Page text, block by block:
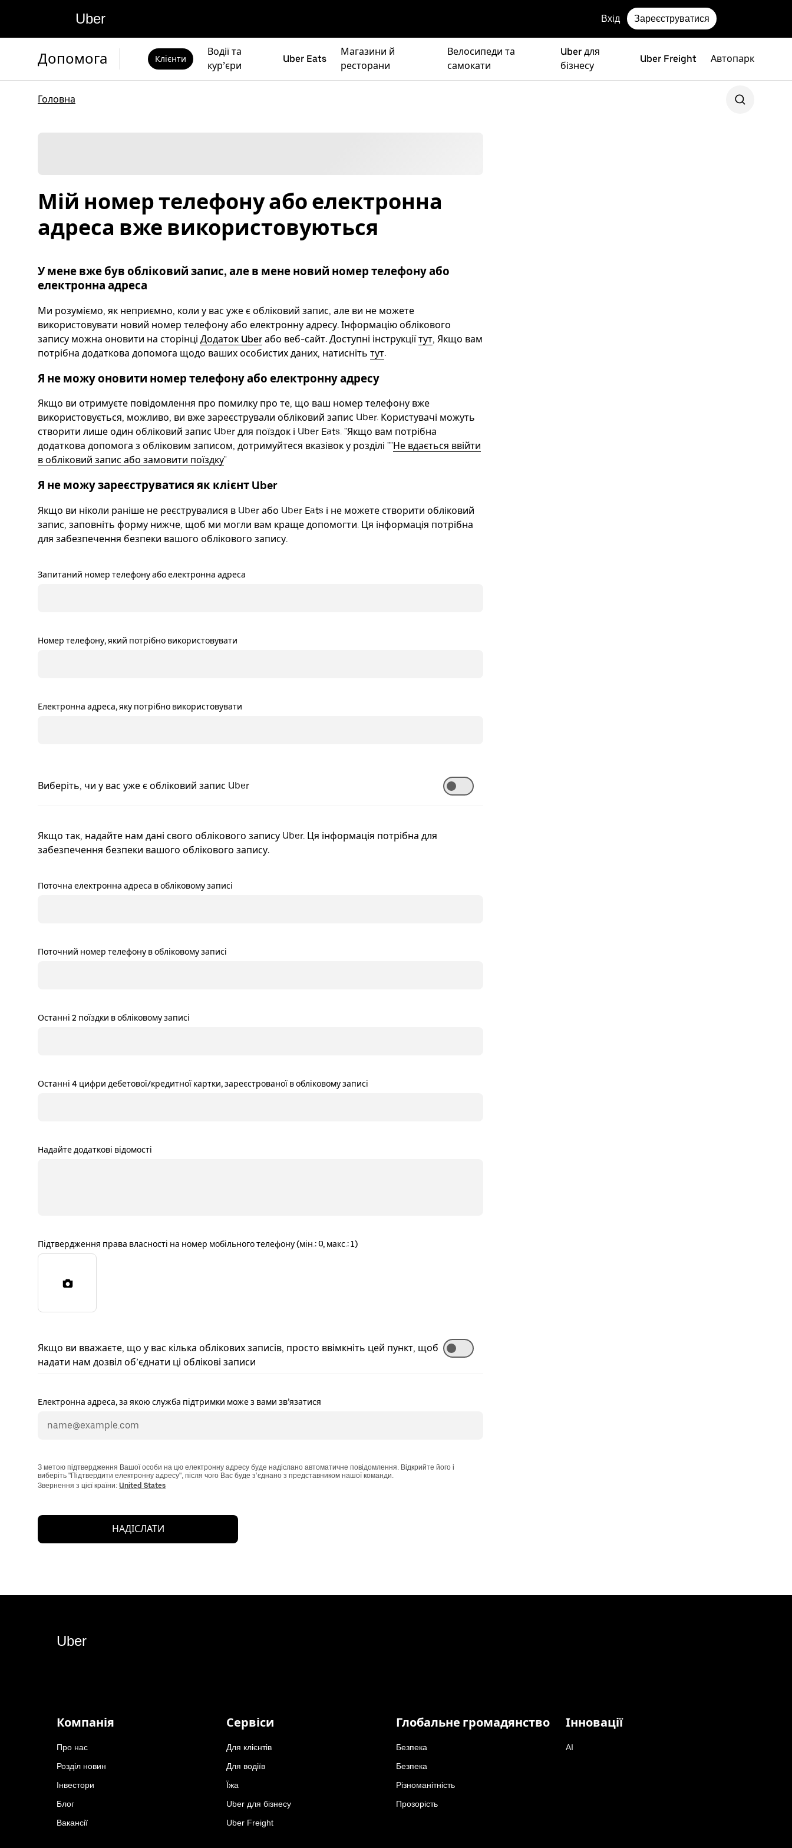
Uber Вхід Зареєструватися
Допомога Клієнти
Водії та
кур’єри
Uber Eats
Магазини й
ресторани
Велосипеди та
самокати
Uber для
бізнесу
Uber Freight Автопарк
Головна
Мій номер телефону або електронна
адреса вже використовуються
У мене вже був обліковий запис, але в мене новий номер телефону або
електронна адреса
Ми розуміємо, як неприємно, коли у вас уже є обліковий запис, але ви не можете
використовувати новий номер телефону або електронну адресу. Інформацію облікового
запису можна оновити на сторінці Додаток Uber або веб-сайт. Доступні інструкціїтут, Якщо вам
потрібна додаткова допомога щодо ваших особистих даних, натисніть тут.
Я не можу оновити номер телефону або електронну адресу
Якщо ви отримуєте повідомлення про помилку про те, що ваш номер телефону вже
використовується, можливо, ви вже зареєстрували обліковий запис Uber. Користувачі можуть
створити лише один обліковий запис Uber для поїздок і Uber Eats. "Якщо вам потрібна
додаткова допомога з обліковим записом, дотримуйтеся вказівок у розділі "" Не вдається ввійти
в обліковий запис або замовити поїздку"
Я не можу зареєструватися як клієнт Uber
Якщо ви ніколи раніше не реєструвалися в Uber або Uber Eats і не можете створити обліковий
запис, заповніть форму нижче, щоб ми могли вам краще допомогти. Ця інформація потрібна
для забезпечення безпеки вашого облікового запису.
Запитаний номер телефону або електронна адреса
Номер телефону, який потрібно використовувати
Електронна адреса, яку потрібно використовувати
Виберіть, чи у вас уже є обліковий запис Uber
Якщо так, надайте нам дані свого облікового запису Uber. Ця інформація потрібна для
забезпечення безпеки вашого облікового запису.
Поточна електронна адреса в обліковому записі
Поточний номер телефону в обліковому записі
Останні 2 поїздки в обліковому записі
Останні 4 цифри дебетової/кредитної картки, зареєстрованої в обліковому записі
Надайте додаткові відомості
Підтвердження права власності на номер мобільного телефону (мін.: 0, макс.: 1)
Якщо ви вважаєте, що у вас кілька облікових записів, просто ввімкніть цей пункт, щоб
надати нам дозвіл об’єднати ці облікові записи
Електронна адреса, за якою служба підтримки може з вами зв’язатися
З метою підтвердження Вашої особи на цю електронну адресу буде надіслано автоматичне повідомлення. Відкрийте його і
виберіть "Підтвердити електронну адресу", після чого Вас буде з’єднано з представником нашої команди.
Звернення з цієї країни: United States
НАДІСЛАТИ
Uber
Компанія
Про нас
Розділ новин
Інвестори
Блог
Вакансії
Сервіси
Для клієнтів
Для водіїв
Їжа
Uber для бізнесу
Uber Freight
Глобальне громадянство
Безпека
Безпека
Різноманітність
Прозорість
Інновації
AI